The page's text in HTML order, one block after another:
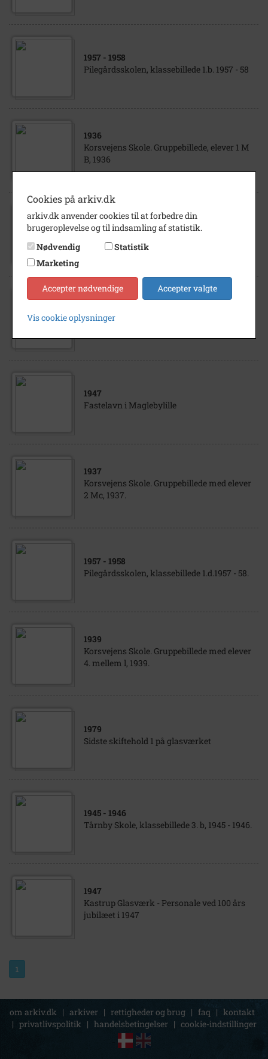
1957 - 1958
Pilegårdsskolen, klassebillede 1.b. 1957 - 58
1936
Korsvejens Skole. Gruppebillede, elever 1 M
B, 1936
1938
Korsvejens Skole. Gruppebillede med elever
3 Mc, 1938.
Fastelavn i Maglebylille
1947
Fastelavn i Maglebylille
1937
Korsvejens Skole. Gruppebillede med elever
2 Mc, 1937.
1957 - 1958
Pilegårdsskolen, klassebillede 1.d.1957 - 58.
1939
Korsvejens Skole. Gruppebillede med elever
4. mellem l, 1939.
1979
Sidste skiftehold 1 på glasværket
1945 - 1946
Tårnby Skole, klassebillede 3. b, 1945 - 1946.
1947
Kastrup Glasværk - Personale ved 100 års
jubilæet i 1947
1
om arkiv.dk | arkiver | rettigheder og brug | faq | kontakt
| privatlivspolitik | handelsbetingelser | cookie-indstillinger
Cookies på arkiv.dk
arkiv.dk anvender cookies til at forbedre din
brugeroplevelse og til indsamling af statistik.
Nødvendig
Statistik
Marketing
Accepter nødvendige Accepter valgte
Vis cookie oplysninger